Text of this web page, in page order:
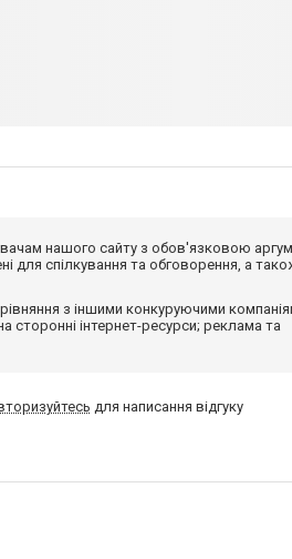
нашого сайту з обов'язковою
для спілкування та обговорення, а
з іншими конкуруючими
сторонні інтернет-ресурси; реклама та
для написання відгуку